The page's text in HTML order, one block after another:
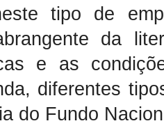
tipo de
da
e as
diferentes
do Fundo